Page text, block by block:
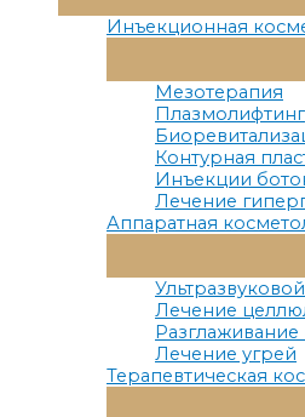
Инъекционная
Мезотерапия
Плазмолифтинг
Контурная
Инъекции
Лечение
Аппаратная
Лечение
Лечение угрей
Терапевтическая